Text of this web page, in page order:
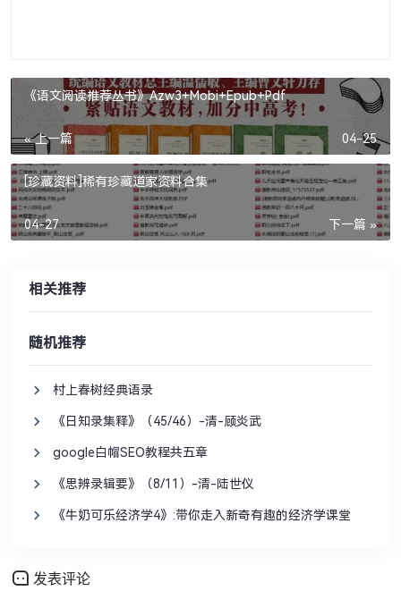
《语文阅读推荐丛书》Azw3+Mobi+Epub+Pdf
« 上一篇 04-25
[珍藏资料]稀有珍藏道家资料合集
下一篇 »
04-27
相关推荐
随机推荐
村上春树经典语录
《日知录集释》（45/46）-清-顾炎武
google白帽SEO教程共五章
《思辨录辑要》（8/11）-清-陆世仪
《牛奶可乐经济学4》:带你走入新奇有趣的经济学课堂
发表评论